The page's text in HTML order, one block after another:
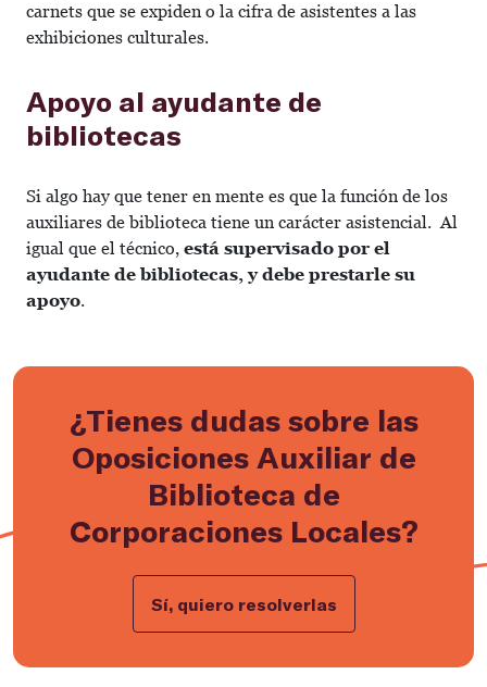
carnets que se expiden o la cifra de asistentes a las
exhibiciones culturales.
Apoyo al ayudante de
bibliotecas
Si algo hay que tener en mente es que la función de los
auxiliares de biblioteca tiene un carácter asistencial. Al
igual que el técnico, está supervisado por el
ayudante de bibliotecas, y debe prestarle su
apoyo.
¿Tienes dudas sobre las
Oposiciones Auxiliar de
Biblioteca de
Corporaciones Locales?
Sí, quiero resolverlas